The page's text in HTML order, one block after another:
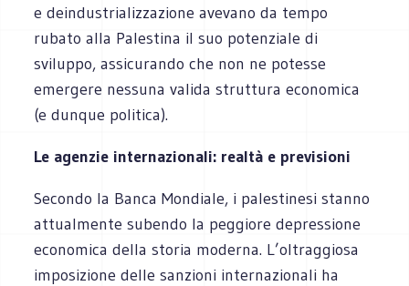
e deindustrializzazione avevano da tempo
rubato alla Palestina il suo potenziale di
sviluppo, assicurando che non ne potesse
emergere nessuna valida struttura economica
(e dunque politica).
Le agenzie internazionali: realtà e previsioni
Secondo la Banca Mondiale, i palestinesi stanno
attualmente subendo la peggiore depressione
economica della storia moderna. L’oltraggiosa
imposizione delle sanzioni internazionali ha